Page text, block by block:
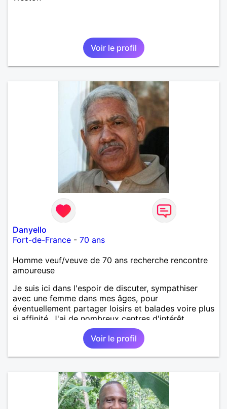
Voir le profil
Danyello
Fort-de-France - 70 ans
Homme veuf/veuve de 70 ans recherche rencontre
amoureuse
Je suis ici dans l'espoir de discuter, sympathiser
avec une femme dans mes âges, pour
éventuellement partager loisirs et balades voire plus
si affinité. J'ai de nombreux centres d'intérêt
comme la musique, balades, pêche, gastronomie,...
Voir le profil